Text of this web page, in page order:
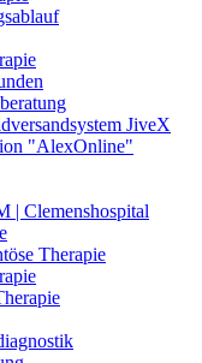
JiveX
"AlexOnline"
| Clemenshospital
Therapie